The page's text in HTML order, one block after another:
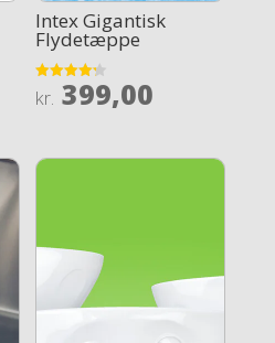
Intex Gigantisk
Flydetæppe
Rated
4.2
kr. 399,00